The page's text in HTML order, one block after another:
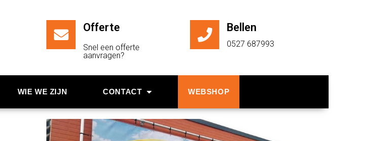
Offerte
Snel een offerte
aanvragen?
Bellen
0527 687993
WIE WE ZIJN CONTACT WEBSHOP